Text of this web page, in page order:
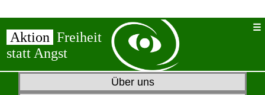
Aktion Freiheit
statt Angst
Über uns